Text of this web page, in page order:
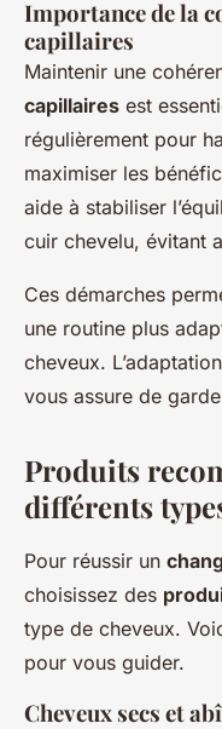
Importance de la
capillaires
Maintenir une
capillaires est
régulièrement pour
maximiser les
aide à stabiliser
cuir chevelu, évitant
Ces démarches
une routine plus
cheveux.
vous assure de
Produits
différents
Pour réussir un
choisissez des
type de cheveux.
pour vous guider.
Cheveux secs et